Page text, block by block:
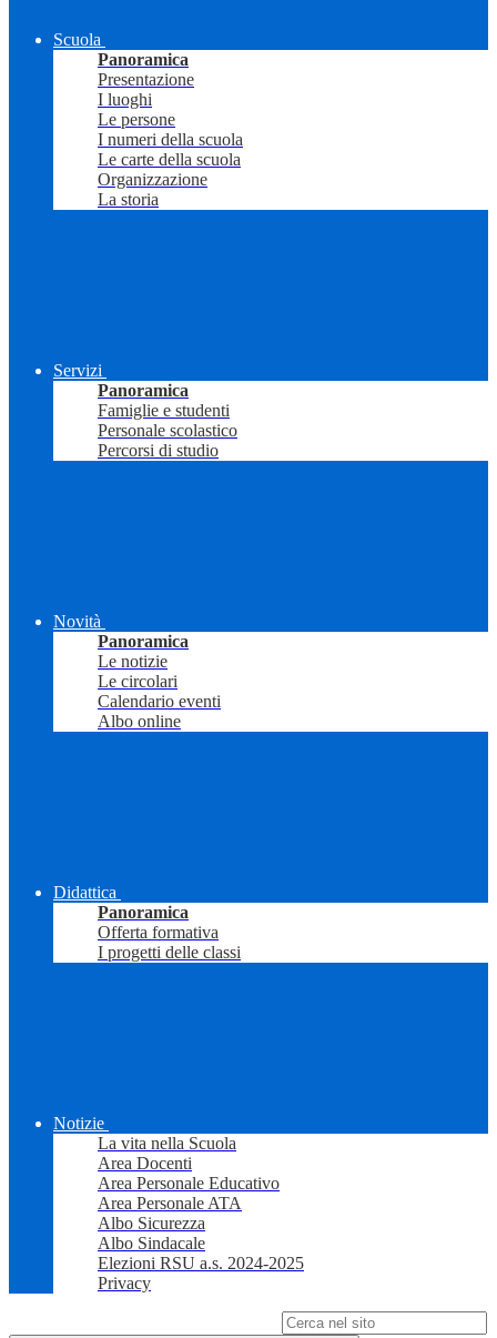
Scuola
Panoramica
Presentazione
I luoghi
Le persone
I numeri della scuola
Le carte della scuola
Organizzazione
La storia
Servizi
Panoramica
Famiglie e studenti
Personale scolastico
Percorsi di studio
Novità
Panoramica
Le notizie
Le circolari
Calendario eventi
Albo online
Didattica
Panoramica
Offerta formativa
I progetti delle classi
Notizie
La vita nella Scuola
Area Docenti
Area Personale Educativo
Area Personale ATA
Albo Sicurezza
Albo Sindacale
Elezioni RSU a.s. 2024-2025
Privacy